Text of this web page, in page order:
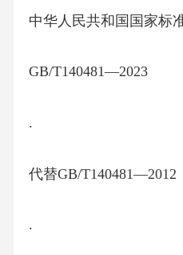
中华人民共和国国家标
GB/T140481—2023
.
代替GB/T140481—2012
.